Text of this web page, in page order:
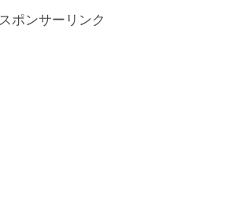
スポンサーリンク